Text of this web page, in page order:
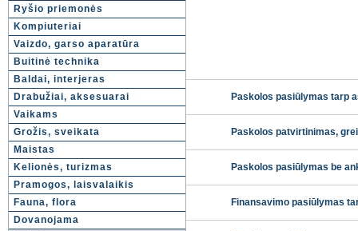
Ryšio priemonės
Kompiuteriai
Vaizdo, garso aparatūra
Buitinė technika
Baldai, interjeras
Drabužiai, aksesuarai
Vaikams
Grožis, sveikata
Maistas
Kelionės, turizmas
Pramogos, laisvalaikis
Fauna, flora
Dovanojama
Paskolos pasiūlymas tarp
Paskolos patvirtinimas,
Paskolos pasiūlymas be
Finansavimo pasiūlymas